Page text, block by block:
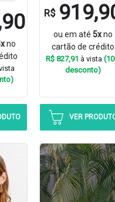
no
R$
ou em até 5xno
cartão de crédito
R$ 827,91 à vista
desconto)
VER